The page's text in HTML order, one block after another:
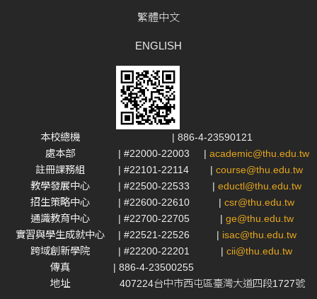
繁體中文
ENGLISH
本校總機
| 886-4-23590121
處本部
| #22000-22003 | academic@thu.edu.tw
註冊課務組
| #22101-22114 | course@thu.edu.tw
教學發展中心
| #22500-22533 | eductl@thu.edu.tw
招生策略中心
| #22600-22610 | csr@thu.edu.tw
通識教育中心
| #22700-22705 | ge@thu.edu.tw
實習與學生成就中心
| #22521-22526 | isac@thu.edu.tw
跨域創新學院
| #22200-22201 | cii@thu.edu.tw
傳真
| 886-4-23500255
地址
407224台中市西屯區臺灣大道四段1727號